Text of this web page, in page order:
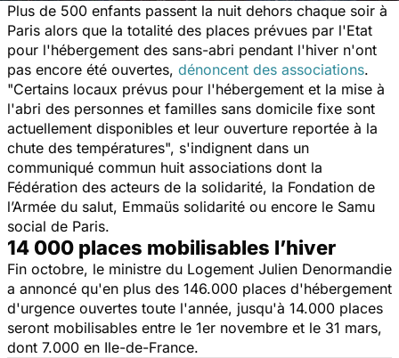
Plus de 500 enfants passent la nuit dehors chaque soir à
Paris alors que la totalité des places prévues par l'Etat
pour l'hébergement des sans-abri pendant l'hiver n'ont
pas encore été ouvertes, dénoncent des associations.
"Certains locaux prévus pour l'hébergement et la mise à
l'abri des personnes et familles sans domicile fixe sont
actuellement disponibles et leur ouverture reportée à la
chute des températures", s'indignent dans un
communiqué commun huit associations dont la
Fédération des acteurs de la solidarité, la Fondation de
l’Armée du salut, Emmaüs solidarité ou encore le Samu
social de Paris.
14 000 places mobilisables l’hiver
Fin octobre, le ministre du Logement Julien Denormandie
a annoncé qu'en plus des 146.000 places d'hébergement
d'urgence ouvertes toute l'année, jusqu'à 14.000 places
seront mobilisables entre le 1er novembre et le 31 mars,
dont 7.000 en Ile-de-France.